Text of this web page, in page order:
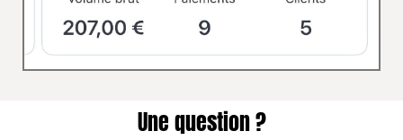
Une question ?